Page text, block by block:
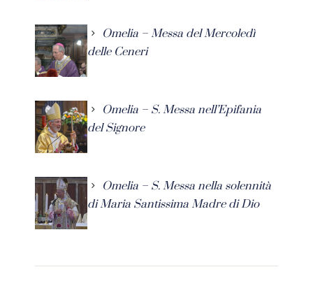
Omelia – Messa del Mercoledì
delle Ceneri
Omelia – S. Messa nell’Epifania
del Signore
Omelia – S. Messa nella solennità
di Maria Santissima Madre di Dio